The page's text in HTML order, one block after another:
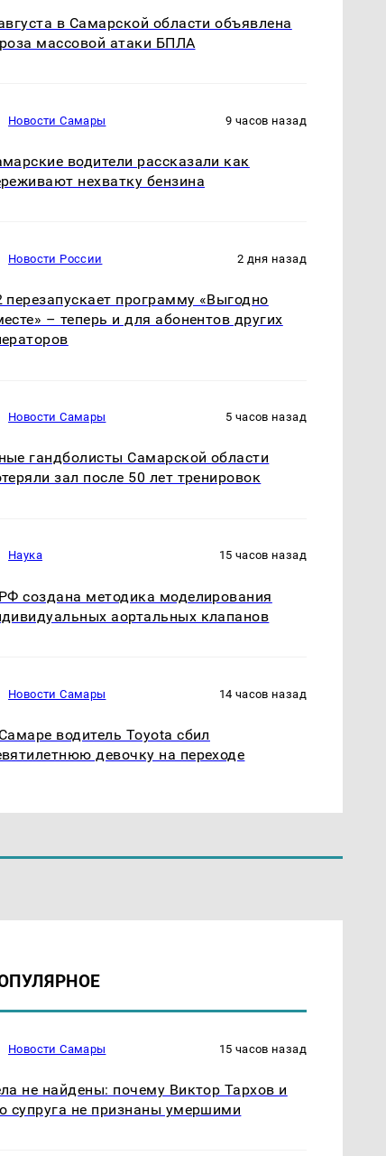
в Самарской области объявлена
массовой атаки БПЛА
Новости Самары 9 часов назад
водители рассказали как
нехватку бензина
Новости России 2 дня назад
перезапускает программу «Выгодно
– теперь и для абонентов других
Новости Самары 5 часов назад
гандболисты Самарской области
зал после 50 лет тренировок
Наука 15 часов назад
создана методика моделирования
аортальных клапанов
Новости Самары 14 часов назад
водитель Toyota сбил
девочку на переходе
Новости Самары 15 часов назад
не найдены: почему Виктор Тархов и
супруга не признаны умершими